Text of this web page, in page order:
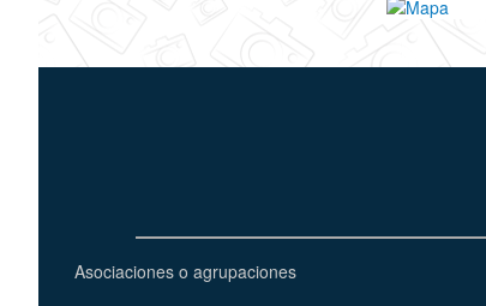
Asociaciones o agrupaciones